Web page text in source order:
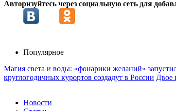
Авторизуйтесь через социальную сеть для
Популярное
Магия света и воды: «фонарики желаний»
круглогодичных курортов создадут в России Двое
Новости